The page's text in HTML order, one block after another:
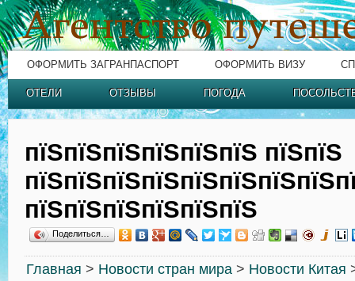
ОФОРМИТЬ ЗАГРАНПАСПОРТ ОФОРМИТЬ ВИЗУ
ОТЕЛИ ОТЗЫВЫ ПОГОДА
пїЅпїЅпїЅпїЅпїЅпїЅ пїЅпїЅ
пїЅпїЅпїЅпїЅпїЅпїЅ
Поделиться…
Главная > Новости стран мира > Новости Китая